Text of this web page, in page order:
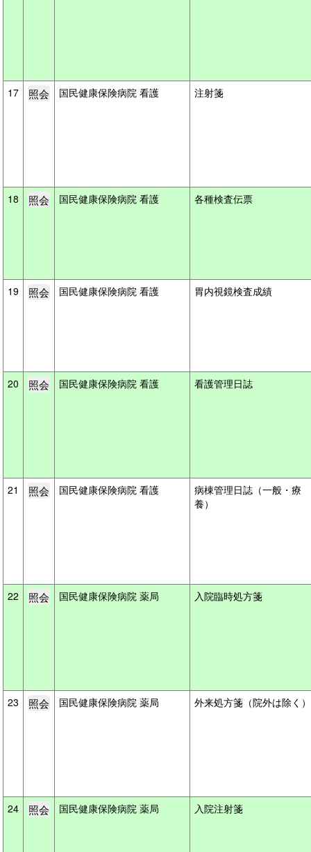
17 国民健康保険病院 看護 注射箋
18 国民健康保険病院 看護 各種検査伝票
19 国民健康保険病院 看護 胃内視鏡検査成績
20 国民健康保険病院 看護 看護管理日誌
21 国民健康保険病院 看護
病棟管理日誌（一般・療
養）
22 国民健康保険病院 薬局 入院臨時処方箋
23 国民健康保険病院 薬局 外来処方箋（院外は除く
24 国民健康保険病院 薬局 入院注射箋